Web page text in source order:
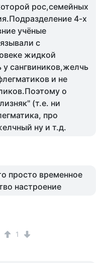
рос,семейных
4-х
учёные
с
жидкой
сангвиников,желчь
и не
о
(т.е. ни
про
ну и т.д.
просто временное
настроение
1